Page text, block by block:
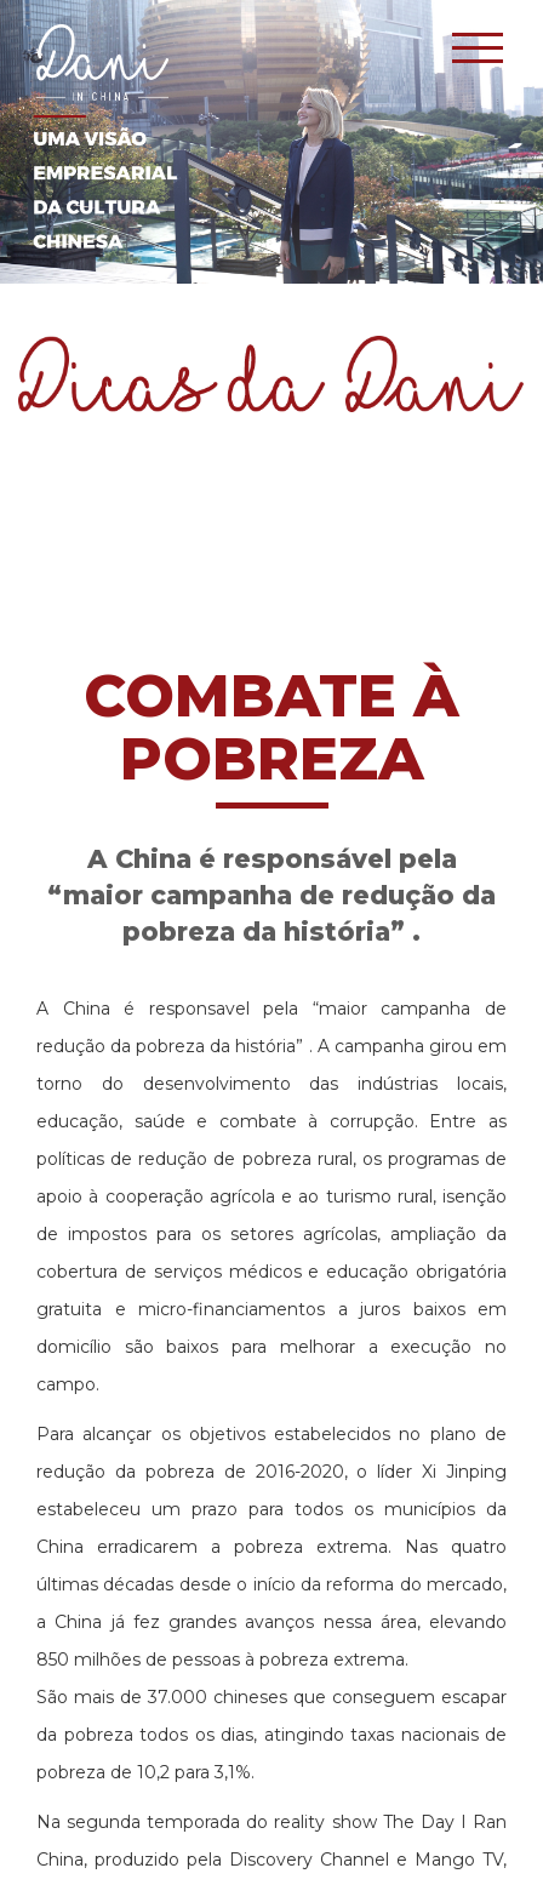
COMBATE À
POBREZA
A China é responsável pela
“maior campanha de redução da
pobreza da história” .
A China é responsavel pela “maior campanha de
redução da pobreza da história” . A campanha girou em
torno do desenvolvimento das indústrias locais,
educação, saúde e combate à corrupção. Entre as
políticas de redução de pobreza rural, os programas de
apoio à cooperação agrícola e ao turismo rural, isenção
de impostos para os setores agrícolas, ampliação da
cobertura de serviços médicos e educação obrigatória
gratuita e micro-financiamentos a juros baixos em
domicílio são baixos para melhorar a execução no
campo.
Para alcançar os objetivos estabelecidos no plano de
redução da pobreza de 2016-2020, o líder Xi Jinping
estabeleceu um prazo para todos os municípios da
China erradicarem a pobreza extrema. Nas quatro
últimas décadas desde o início da reforma do mercado,
a China já fez grandes avanços nessa área, elevando
850 milhões de pessoas à pobreza extrema.
São mais de 37.000 chineses que conseguem escapar
da pobreza todos os dias, atingindo taxas nacionais de
pobreza de 10,2 para 3,1%.
Na segunda temporada do reality show The Day I Ran
China, produzido pela Discovery Channel e Mango TV,